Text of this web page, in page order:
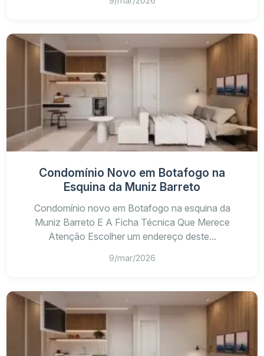
Condomínio Novo em Botafogo na
Esquina da Muniz Barreto
Condomínio novo em Botafogo na esquina da
Muniz Barreto E A Ficha Técnica Que Merece
Atenção Escolher um endereço deste...
9/mar/2026